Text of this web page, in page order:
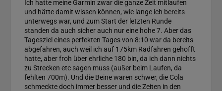
Ich hatte meine Garmin zwar die ganze Zeit mitlaufen
und hätte damit wissen können, wie lange ich bereits
unterwegs war, und zum Start der letzten Runde
standen da auch sicher auch nur eine hohe 7. Aber das
Tagesziel eines perfekten Tages von 8:10 war da bereits
abgefahren, auch weil ich auf 175km Radfahren gehofft
hatte, aber froh über ehrliche 180 bin, da ich dann nichts
zu Strecken etc sagen muss (außer beim Laufen, da
fehlten 700m). Und die Beine waren schwer, die Cola
schmeckte doch immer besser und die Zeiten in den